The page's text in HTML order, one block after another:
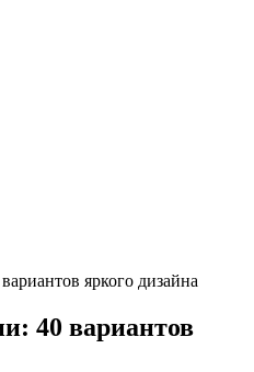
яркого дизайна
40 вариантов